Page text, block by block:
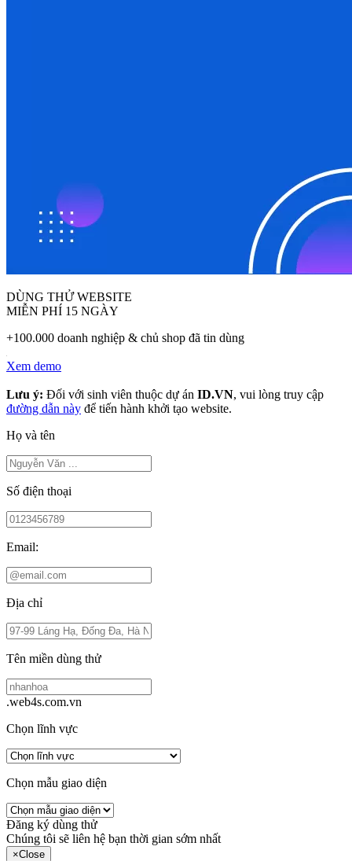
DÙNG THỬ WEBSITE
MIỄN PHÍ 15 NGÀY
+100.000 doanh nghiệp & chủ shop đã tin dùng
Xem demo
Lưu ý: Đối với sinh viên thuộc dự án ID.VN, vui lòng truy cập
đường dẫn này để tiến hành khởi tạo website.
Họ và tên
Số điện thoại
Email:
Địa chỉ
Tên miền dùng thử
.web4s.com.vn
Chọn lĩnh vực
Chọn mẫu giao diện
Đăng ký dùng thử
Chúng tôi sẽ liên hệ bạn thời gian sớm nhất
×Close